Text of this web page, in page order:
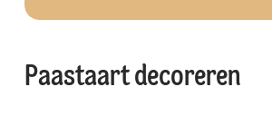
Paastaart decoreren